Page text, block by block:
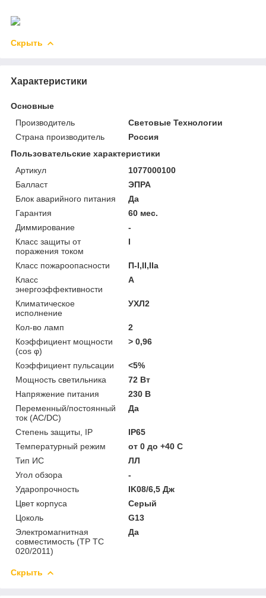
Скрыть
Характеристики
Основные
Производитель
Световые Технологии
Страна производитель
Россия
Пользовательские характеристики
Артикул
1077000100
Балласт
ЭПРА
Блок аварийного питания
Да
Гарантия
60 мес.
Диммирование
-
Класс защиты от
поражения током
I
Класс пожароопасности
П-I,II,IIа
Класс
энергоэффективности
A
Климатическое
исполнение
УХЛ2
Кол-во ламп
2
Коэффициент мощности
(cos φ)
> 0,96
Коэффициент пульсации
<5%
Мощность светильника
72 Вт
Напряжение питания
230 В
Переменный/постоянный
ток (AC/DC)
Да
Степень защиты, IP
IP65
Температурный режим
от 0 до +40 C
Тип ИС
ЛЛ
Угол обзора
-
Ударопрочность
IK08/6,5 Дж
Цвет корпуса
Серый
Цоколь
G13
Электромагнитная
совместимость (ТР ТС
020/2011)
Да
Скрыть